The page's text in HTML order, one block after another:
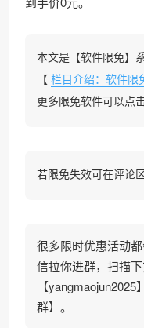
本文是【软件限免】
【 栏目介绍：软件限
更多限免软件可以点
若限免失效可在评论
很多限时优惠活动
信拉你进群，扫描
【
群】。